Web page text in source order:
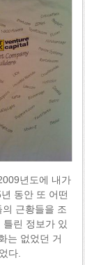
년도에 내가
동안 또 어떤
근황들을 조
린 정보가 있
는 없었던 거
다.